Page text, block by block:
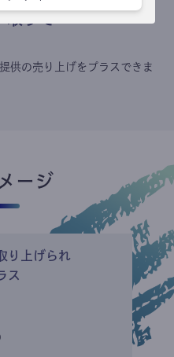
りで
供の売り上げをプラスできま
ージ
り上げられ
ス